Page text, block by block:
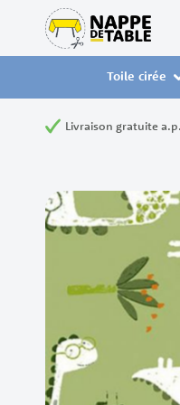
Toile cirée
Livraison gratuite
Skip
to
the